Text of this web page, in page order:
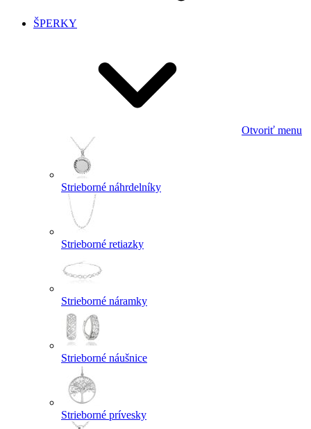
ŠPERKY
Otvoriť menu
Strieborné náhrdelníky
Strieborné retiazky
Strieborné náramky
Strieborné náušnice
Strieborné prívesky